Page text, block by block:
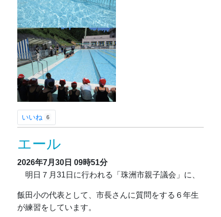
いいね 6
エール
2026年7月30日 09時51分
明日７月31日に行われる「珠洲市親子議会」に、
飯田小の代表として、市長さんに質問をする６年生
が練習をしています。